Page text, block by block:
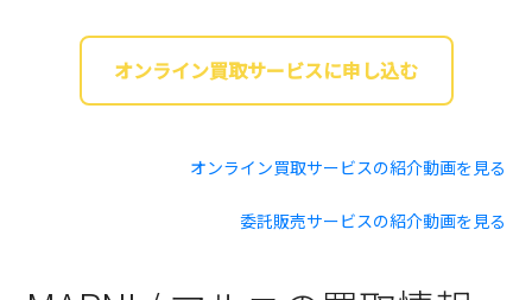
オンライン買取サービスに申し込む
オンライン買取サービスの紹介動画を見る
委託販売サービスの紹介動画を見る